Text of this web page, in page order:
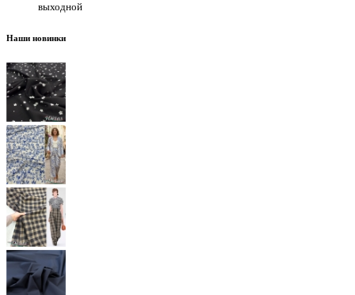
выходной
Наши новинки